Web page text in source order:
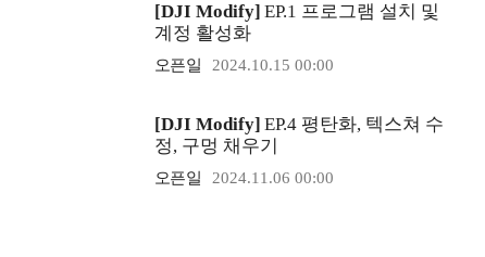
[DJI Modify] EP.1 프로그램 설치 및
계정 활성화
오픈일 2024.10.15 00:00
[DJI Modify] EP.4 평탄화, 텍스쳐 수
정, 구멍 채우기
오픈일 2024.11.06 00:00